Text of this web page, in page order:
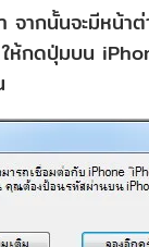
จากนั้นจะมีหน้า
ห้กดปุ่มบน